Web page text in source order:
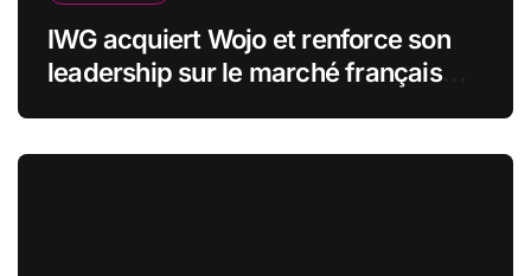
IWG acquiert Wojo et renforce son
leadership sur le marché français